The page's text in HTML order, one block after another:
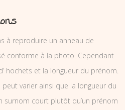
à reproduire un anneau de
conforme à la photo. Cependant
hochets et la longueur du prénom.
varier ainsi que la longueur du
surnom court plutôt qu’un prénom